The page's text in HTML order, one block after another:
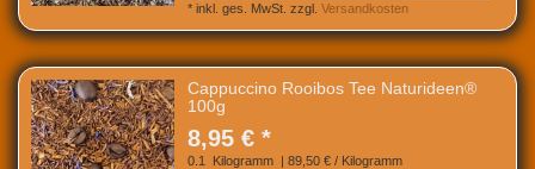
* inkl. ges. MwSt. zzgl. Versandkosten
Cappuccino Rooibos Tee Naturideen®
100g
8,95 € *
0.1 Kilogramm | 89,50 € / Kilogramm